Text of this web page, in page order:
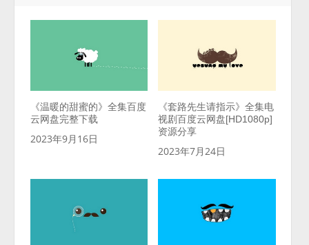
《温暖的甜蜜的》全集百度
云网盘完整下载
2023年9月16日
《套路先生请指示》全集电
视剧百度云网盘[HD1080p]
资源分享
2023年7月24日